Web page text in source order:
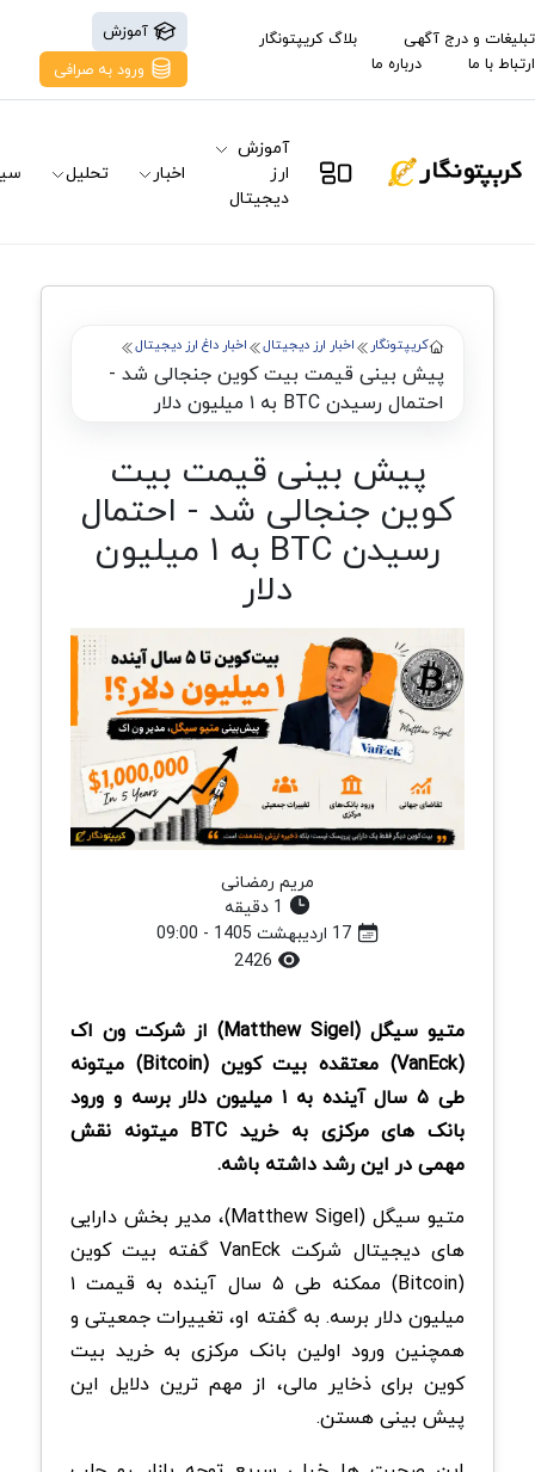
تبلیغات و درج آگهی
بلاگ کریپتونگار
ارتباط با ما
درباره ما
آموزش
ورود به صرافی
آموزش
ارز
دیجیتال
اخبار تحلیل
کریپتونگار اخبار ارز دیجیتال اخبار داغ ارز دیجیتال
پیش بینی قیمت بیت کوین جنجالی شد -
احتمال رسیدن BTC به ۱ میلیون دلار
پیش بینی قیمت بیت
کوین جنجالی شد - احتمال
رسیدن BTC به ۱ میلیون
دلار
مریم رمضانی
17 اردیبهشت 1405 - 09:00
متیو سیگل (Matthew Sigel) از شرکت ون اک
(VanEck) معتقده بیت کوین (Bitcoin) میتونه
طی ۵ سال آینده به ۱ میلیون دلار برسه و ورود
بانک های مرکزی به خرید BTC میتونه نقش
مهمی در این رشد داشته باشه.
متیو سیگل (Matthew Sigel)، مدیر بخش دارایی
های دیجیتال شرکت VanEck گفته بیت کوین
(Bitcoin) ممکنه طی ۵ سال آینده به قیمت ۱
میلیون دلار برسه. به گفته او، تغییرات جمعیتی و
همچنین ورود اولین بانک مرکزی به خرید بیت
کوین برای ذخایر مالی، از مهم ترین دلایل این
پیش بینی هستن.